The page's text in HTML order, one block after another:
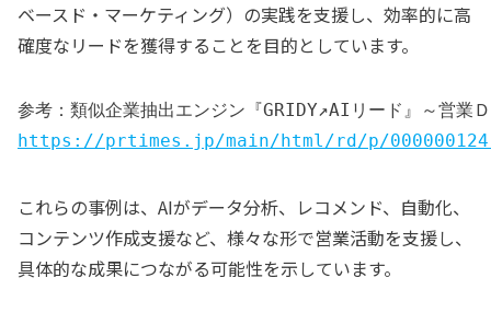
ベースド・マーケティング）の実践を支援し、効率的に高
確度なリードを獲得することを目的としています。
参考：類似企業抽出エンジン『GRIDY↗AIリード』～営業
https://prtimes.jp/main/html/rd/p/
これらの事例は、AIがデータ分析、レコメンド、自動化、
コンテンツ作成支援など、様々な形で営業活動を支援し、
具体的な成果につながる可能性を示しています。